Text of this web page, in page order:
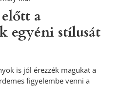
a
egyéni stílusát
is jól érezzék magukat a
figyelembe venni a